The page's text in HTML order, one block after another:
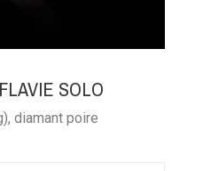
SOLO
diamant poire